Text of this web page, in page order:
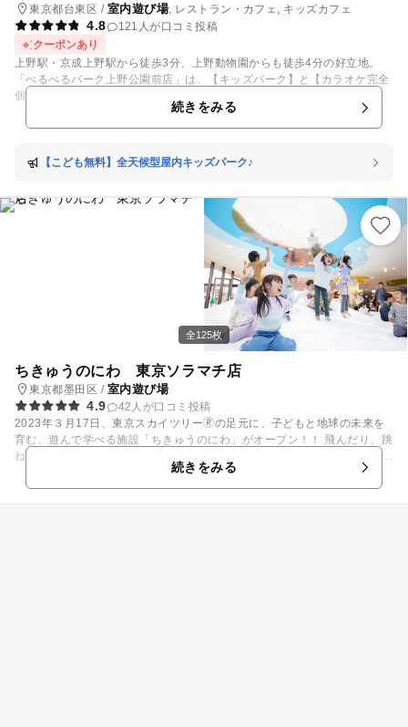
東京都台東区 / 室内遊び場, レストラン・カフェ, キッズカフェ
4.8
121人が口コミ投稿
クーポンあり
上野駅・京成上野駅から徒歩3分、上野動物園からも徒歩4分の好立地。
「べるべるパーク上野公園前店」は、【キッズパーク】と【カラオケ完全
個室】を自由に行き来できる、親子で楽しめる複合施設です。 ■お子様が
夢中になれる遊びがいっぱい！ ・大型遊具 未就学のお子様も大興奮！ お
うちでは体験できない大型すべり台で、思いきり身体を動かして遊べます
める人気エリア！ すべり台や的当てゲームも大人気です♪ ・充実のおもち
続く、大人気の遊び場です♪ ■ママ・パパに嬉しいサービスも充実！ ・ソ
フトドリンク飲み放題 ・ポップコーン＆アイス食べ放題 ・お子様用イス
通常メニュー／キッズメニューどちらも注文OK ・遊び疲れたらカラオケ
個室へ移動して、そのままお食事も可能 ・館内移動なのでスムーズ＆快
様につき、お子様（小学生以下）2名様まで無料！ ■動物園帰りやママ会
にもぴったり！ 「たくさん歩いて疲れたけど、子どもはまだまだ元気…」
ーク”へ！ お子様が安全に遊んでいる間、ママ・パパはゆっくりお過ごし
いただけます。 遊び疲れたら個室でゆったり、元気が回復したらまた遊び
場へ！ “遊ぶ→休む→また遊ぶ”が叶う、親子に嬉しい過ごし方ができます
♪ ご家族でのお出かけはもちろん、ママ会やお友達同士のご利用にもおす
すめです。 上野で“一日中楽しめる屋内キッズパーク”を、ぜひお楽しみく
ださい！
続きをみる
【こども無料】全天候型屋内キッズパーク♪
全125枚
ちきゅうのにわ 東京ソラマチ店
東京都墨田区 / 室内遊び場
4.9
42人が口コミ投稿
2023年３月17日、東京スカイツリー🄬の足元に、子どもと地球の未来を
育む、遊んで学べる施設「ちきゅうのにわ」がオープン！！ 飛んだり、跳
ねたり、滑ったりと身体を思いっきりつかって遊んだり、 砂場や世界のお
もちゃで想像力を育んだりと、とにかく楽しい遊びがいっぱい！ また東京
スカイツリー🄬が眺められる外のテラスでは、光や風や水さえも遊び相手
続きをみる